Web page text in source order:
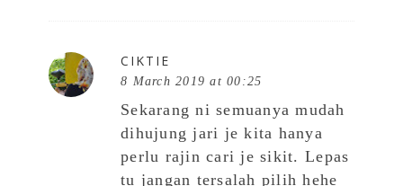
CIKTIE
8 March 2019 at 00:25
Sekarang ni semuanya mudah
dihujung jari je kita hanya
perlu rajin cari je sikit. Lepas
tu jangan tersalah pilih hehe